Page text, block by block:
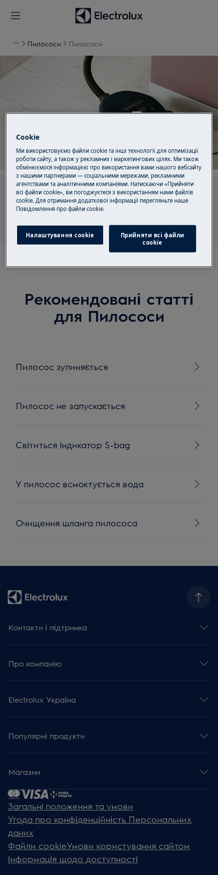
Пилососи Пилососи
Підтримка для Пилососи
Шукайте серед наших статей підтримки
Рекомендовані статті
для Пилососи
Пилосос зупиняється
Пилосос не запускається
Світиться індикатор S-bag
У пилосос всмоктується вода
Очищення шланга пилососа
Контакти і підтримка
Про компанію
Electrolux Україна
Популярні продукти
Магазин
Загальні положення та умови
Угода про конфіденційність Персональних
даних
Файли cookieУмови користування сайтом
Інформація щодо доступності
Cookie
Ми використовуємо файли cookie та інші технології для оптимізації
роботи сайту, а також у рекламних і маркетингових цілях. Ми також
обмінюємося інформацією про використання вами нашого вебсайту
з нашими партнерами — соціальними мережами, рекламними
агентствами та аналітичними компаніями. Натискаючи «Прийняти
всі файли cookie», ви погоджуєтеся з використанням нами файлів
cookie. Для отримання додаткової інформації перегляньте наше
Пoвідомлення прo файли cookie.
Налаштування cookie
Прийняти всі файли
сookie